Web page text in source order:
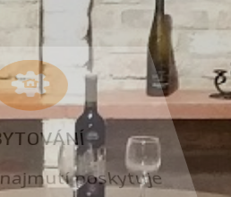
poskytuje